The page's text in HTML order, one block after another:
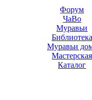
Форум
ЧаВо
Муравьи
Библиотека
Муравьи
Мастерская
Каталог